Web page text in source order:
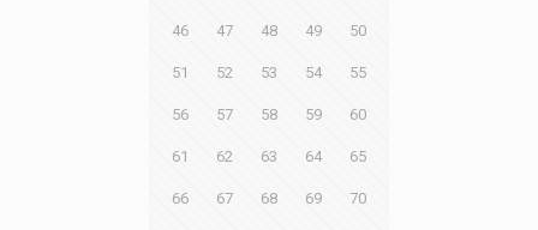
46 47 48 49 50
51 52 53 54 55
56 57 58 59 60
61 62 63 64 65
66 67 68 69 70